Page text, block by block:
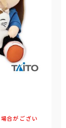
合がござい